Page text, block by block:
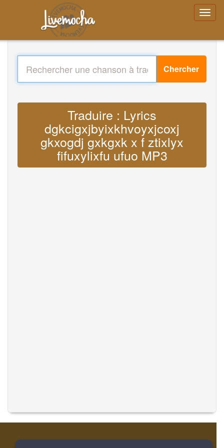
Chercher
Traduire : Lyrics
dgkcigxjbyixkhvoyxjcoxj
gkxogdj gxkgxk x f ztixlyx
fifuxylixfu ufuo MP3